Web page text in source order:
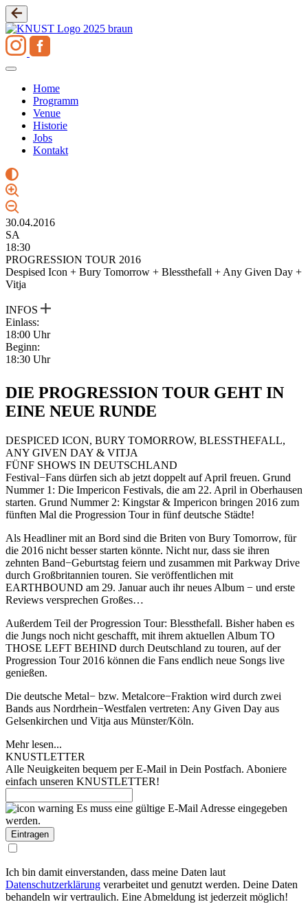
Zum
Inhalt
springen
Home
Programm
Venue
Historie
Jobs
Kontakt
30.04.2016
SA
18:30
PROGRESSION TOUR 2016
Despised Icon + Bury Tomorrow + Blessthefall + Any Given Day +
Vitja
INFOS
Einlass:
18:00 Uhr
Beginn:
18:30 Uhr
DIE PROGRESSION TOUR GEHT IN
EINE NEUE RUNDE
DESPICED ICON, BURY TOMORROW, BLESSTHEFALL,
ANY GIVEN DAY & VITJA
FÜNF SHOWS IN DEUTSCHLAND
Festival−Fans dürfen sich ab jetzt doppelt auf April freuen. Grund
Nummer 1: Die Impericon Festivals, die am 22. April in Oberhausen
starten. Grund Nummer 2: Kingstar & Impericon bringen 2016 zum
fünften Mal die Progression Tour in fünf deutsche Städte!
Als Headliner mit an Bord sind die Briten von Bury Tomorrow, für
die 2016 nicht besser starten könnte. Nicht nur, dass sie ihren
zehnten Band−Geburtstag feiern und zusammen mit Parkway Drive
durch Großbritannien touren. Sie veröffentlichen mit
EARTHBOUND am 29. Januar auch ihr neues Album − und erste
Reviews versprechen Großes…
Außerdem Teil der Progression Tour: Blessthefall. Bisher haben es
die Jungs noch nicht geschafft, mit ihrem aktuellen Album TO
THOSE LEFT BEHIND durch Deutschland zu touren, auf der
Progression Tour 2016 können die Fans endlich neue Songs live
genießen.
Die deutsche Metal− bzw. Metalcore−Fraktion wird durch zwei
Bands aus Nordrhein−Westfalen vertreten: Any Given Day aus
Gelsenkirchen und Vitja aus Münster/Köln.
Mehr lesen...
KNUSTLETTER
Alle Neuigkeiten bequem per E-Mail in Dein Postfach. Aboniere
einfach unseren KNUSTLETTER!
Es muss eine gültige E-Mail Adresse eingegeben
werden.
Ich bin damit einverstanden, dass meine Daten laut
Datenschutzerklärung verarbeitet und genutzt werden. Deine Daten
behandeln wir vertraulich. Eine Abmeldung ist jederzeit möglich!